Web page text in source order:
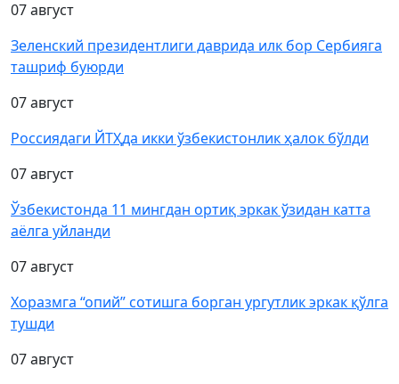
07 август
Зеленский президентлиги даврида илк бор Сербияга
ташриф буюрди
07 август
Россиядаги ЙТҲда икки ўзбекистонлик ҳалок бўлди
07 август
Ўзбекистонда 11 мингдан ортиқ эркак ўзидан катта
аёлга уйланди
07 август
Хоразмга “опий” сотишга борган ургутлик эркак қўлга
тушди
07 август